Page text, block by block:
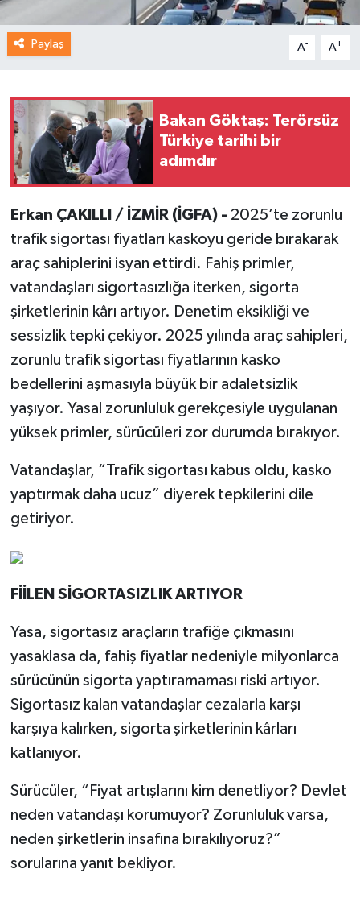
Paylaş A- A+
Bakan Göktaş: Terörsüz
Türkiye tarihi bir
adımdır
Erkan ÇAKILLI / İZMİR (İGFA) - 2025’te zorunlu
trafik sigortası fiyatları kaskoyu geride bırakarak
araç sahiplerini isyan ettirdi. Fahiş primler,
vatandaşları sigortasızlığa iterken, sigorta
şirketlerinin kârı artıyor. Denetim eksikliği ve
sessizlik tepki çekiyor. 2025 yılında araç sahipleri,
zorunlu trafik sigortası fiyatlarının kasko
bedellerini aşmasıyla büyük bir adaletsizlik
yaşıyor. Yasal zorunluluk gerekçesiyle uygulanan
yüksek primler, sürücüleri zor durumda bırakıyor.
Vatandaşlar, “Trafik sigortası kabus oldu, kasko
yaptırmak daha ucuz” diyerek tepkilerini dile
getiriyor.
FİİLEN SİGORTASIZLIK ARTIYOR
Yasa, sigortasız araçların trafiğe çıkmasını
yasaklasa da, fahiş fiyatlar nedeniyle milyonlarca
sürücünün sigorta yaptıramaması riski artıyor.
Sigortasız kalan vatandaşlar cezalarla karşı
karşıya kalırken, sigorta şirketlerinin kârları
katlanıyor.
Sürücüler, “Fiyat artışlarını kim denetliyor? Devlet
neden vatandaşı korumuyor? Zorunluluk varsa,
neden şirketlerin insafına bırakılıyoruz?”
sorularına yanıt bekliyor.